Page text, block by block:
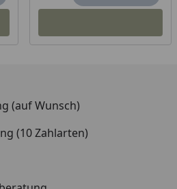
(auf Wunsch)
(10 Zahlarten)